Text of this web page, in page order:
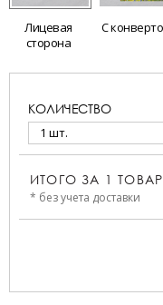
Лицевая
сторона
С
КОЛИЧЕСТВО
1 шт.
ИТОГО ЗА 1
* без учета доставки